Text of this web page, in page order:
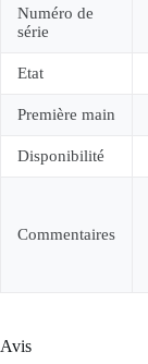
Numéro de
série
Etat
Première main
Disponibilité
Commentaires
Avis